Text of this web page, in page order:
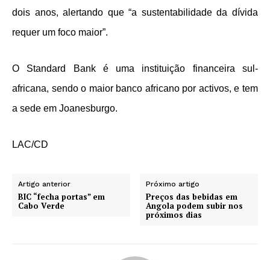
dois anos, alertando que “a sustentabilidade da dívida
requer um foco maior”.
O Standard Bank é uma instituição financeira sul-
africana, sendo o maior banco africano por activos, e tem
a sede em Joanesburgo.
LAC/CD
Artigo anterior
BIC “fecha portas” em
Cabo Verde
Próximo artigo
Preços das bebidas em
Angola podem subir nos
próximos dias